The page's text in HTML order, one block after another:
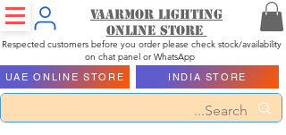
Vaarmor Lighting
ONLINE STORE
Respected customers before you order please check stock/availability
on chat panel or WhatsApp
UAE ONLINE STORE INDIA STORE